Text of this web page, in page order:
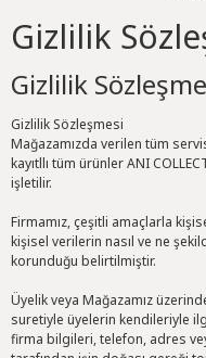
Gizlilik
Gizlilik
Gizlilik Sözleşmesi
Mağazamızda verilen tüm
kayıtllı tüm ürünler ANI
işletilir.
Firmamız, çeşitli amaçlarla
kişisel verilerin nasıl ve ne
korunduğu belirtilmiştir.
Üyelik veya Mağazamız
suretiyle üyelerin kendileriyle
firma bilgileri, telefon, adres